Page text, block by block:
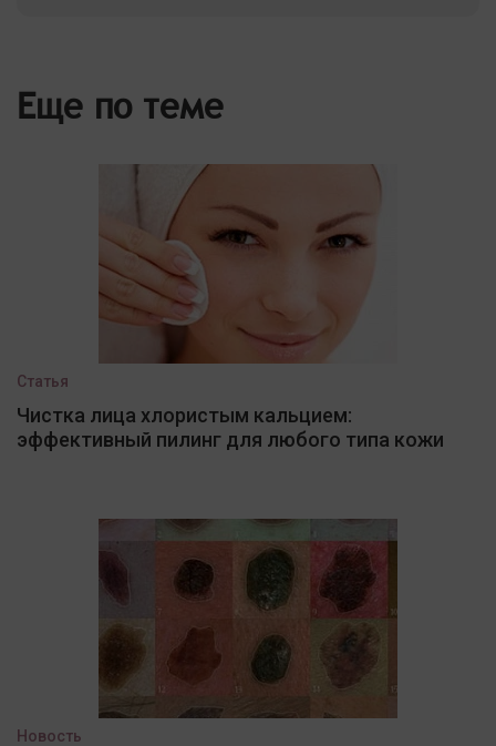
Еще по теме
Статья
Чистка лица хлористым кальцием:
эффективный пилинг для любого типа кожи
Новость